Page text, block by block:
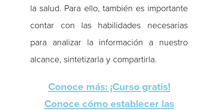
la salud. Para ello, también es importante
contar con las habilidades necesarias
para analizar la información a nuestro
alcance, sintetizarla y compartirla.
Conoce más: ¡Curso gratis!
Conoce cómo establecer las